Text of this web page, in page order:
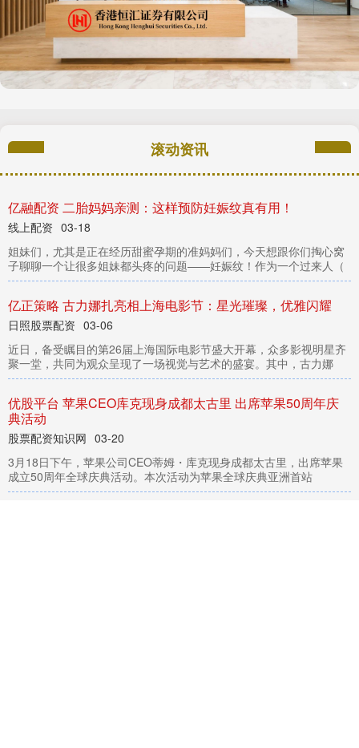
滚动资讯
亿融配资 二胎妈妈亲测：这样预防妊娠纹真有用！
姐
妹
们
，
尤
其
是
正
在
经
历
甜
蜜
孕
期
的
准
妈
妈
们
，
今
天
想
跟
你
们
掏
心
窝
子
聊
聊
一
个
让
很
多
姐
妹
都
头
疼
的
问
题
—
—
妊
娠
纹
！
作
为
一
个
过
来
人
（
亿正策略 古力娜扎亮相上海电影节：星光璀璨，优雅闪耀
日照股票配资
03-06
近
日
，
备
受
瞩
目
的
第
2
6
届
上
海
国
际
电
影
节
盛
大
开
幕
，
众
多
影
视
明
星
齐
聚
一
堂
，
共
同
为
观
众
呈
现
了
一
场
视
觉
与
艺
术
的
盛
宴
。
其
中
，
古
力
娜
优
股
平
台
苹
果
C
E
O
库
克
现
身
成
都
太
古
里
出
席
苹
果
5
0
周
年
庆
典
活
动
股票配资知识网
03-20
3
月
1
8
日
下
午
，
苹
果
公
司
C
E
O
蒂
姆
・
库
克
现
身
成
都
太
古
里
，
出
席
苹
果
成
立
5
0
周
年
全
球
庆
典
活
动
。
本
次
活
动
为
苹
果
全
球
庆
典
亚
洲
首
站
高
开
网
看
汪
峰
和
章
子
怡
合
影
，
汪
峰
和
森
林
北
的
合
影
，
生
理
性
喜
欢
显
而
易
见
日照股票配资
03-08
【
情
感
解
构
】
从
肢
体
密
码
破
译
汪
峰
式
爱
情
：
当
生
理
吸
引
成
为
情
感
风
向
标
（
开
篇
镜
头
语
言
）
在
情
感
显
微
镜
下
，
两
张
对
比
鲜
明
的
合
影
正
掀